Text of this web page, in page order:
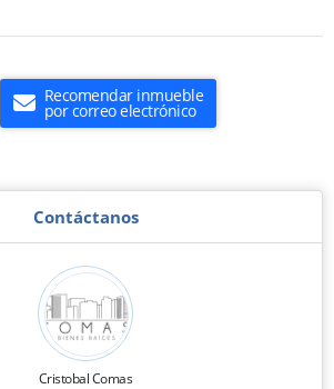
Recomendar inmueble
por correo electrónico
Contáctanos
Cristobal Comas